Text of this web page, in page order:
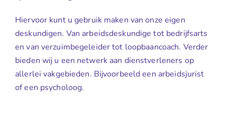
Hiervoor kunt u gebruik maken van onze eigen
deskundigen. Van arbeidsdeskundige tot bedrijfsarts
en van verzuimbegeleider tot loopbaancoach. Verder
bieden wij u een netwerk aan dienstverleners op
allerlei vakgebieden. Bijvoorbeeld een arbeidsjurist
of een psycholoog.